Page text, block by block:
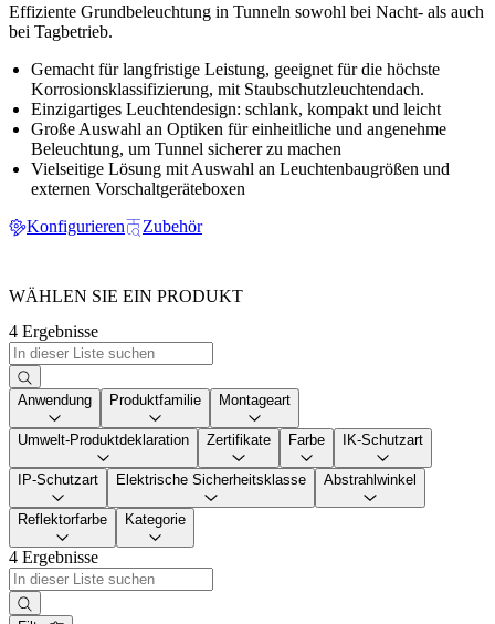
Effiziente Grundbeleuchtung in Tunneln sowohl bei Nacht- als auch
bei Tagbetrieb.
Gemacht für langfristige Leistung, geeignet für die höchste
Korrosionsklassifizierung, mit Staubschutzleuchtendach.
Einzigartiges Leuchtendesign: schlank, kompakt und leicht
Große Auswahl an Optiken für einheitliche und angenehme
Beleuchtung, um Tunnel sicherer zu machen
Vielseitige Lösung mit Auswahl an Leuchtenbaugrößen und
externen Vorschaltgeräteboxen
Konfigurieren
Zubehör
WÄHLEN SIE EIN PRODUKT
4 Ergebnisse
Anwendung Produktfamilie Montageart
Umwelt-Produktdeklaration Zertifikate Farbe IK-Schutzart
IP-Schutzart Elektrische Sicherheitsklasse Abstrahlwinkel
Reflektorfarbe Kategorie
4 Ergebnisse